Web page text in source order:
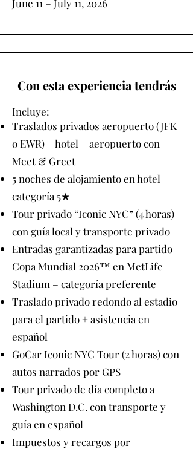
June 11 – July 11, 2026
Con esta experiencia tendrás
Incluye:
Traslados privados aeropuerto (JFK
o EWR) – hotel – aeropuerto con
Meet & Greet
5 noches de alojamiento en hotel
categoría 5★
Tour privado “Iconic NYC” (4 horas)
con guía local y transporte privado
Entradas garantizadas para partido
Copa Mundial 2026™ en MetLife
Stadium – categoría preferente
Traslado privado redondo al estadio
para el partido + asistencia en
español
GoCar Iconic NYC Tour (2 horas) con
autos narrados por GPS
Tour privado de día completo a
Washington D.C. con transporte y
guía en español
Impuestos y recargos por